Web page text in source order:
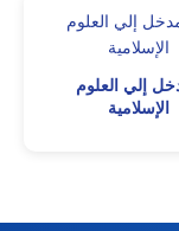
إلي العلوم
الإسلامية